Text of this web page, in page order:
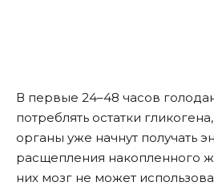
В первые 24–48 часов
потреблять остатки
органы уже начнут получать
расщепления накопленного
них мозг не может